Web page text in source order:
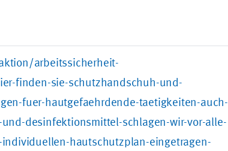
arbeitssicherheit-
finden-sie-schutzhandschuh-und-
fuer-hautgefaehrdende-taetigkeiten-auch-
desinfektionsmittel-schlagen-wir-vor-alle-
hautschutzplan-eingetragen-